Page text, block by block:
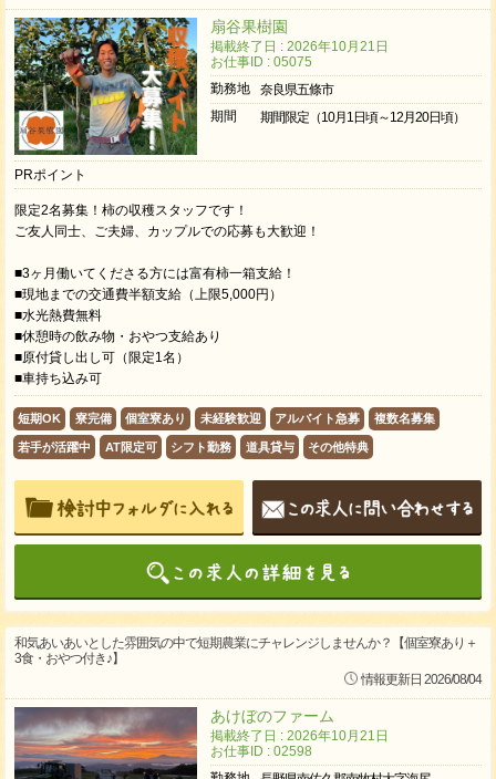
扇谷果樹園
掲載終了日 : 2026年10月21日
お仕事ID : 05075
勤務地
奈良県五條市
期間
期間限定（10月1日頃～12月20日頃）
PRポイント
限定2名募集！柿の収穫スタッフです！
ご友人同士、ご夫婦、カップルでの応募も大歓迎！
■3ヶ月働いてくださる方には富有柿一箱支給！
■現地までの交通費半額支給（上限5,000円）
■水光熱費無料
■休憩時の飲み物・おやつ支給あり
■原付貸し出し可（限定1名）
■車持ち込み可
短期OK 寮完備 個室寮あり 未経験歓迎 アルバイト急募 複数名募集
若手が活躍中 AT限定可 シフト勤務 道具貸与 その他特典
和気あいあいとした雰囲気の中で短期農業にチャレンジしませんか？【個室寮あり＋
3食・おやつ付き♪】
情報更新日 2026/08/04
あけぼのファーム
掲載終了日 : 2026年10月21日
お仕事ID : 02598